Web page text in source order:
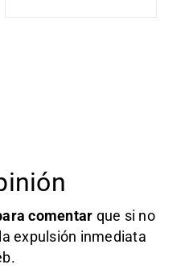
comentar que si no
expulsión inmediata